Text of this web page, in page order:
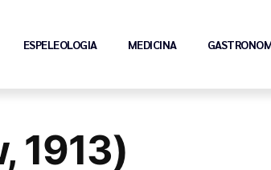
ESPELEOLOGIA MEDICINA
1913)